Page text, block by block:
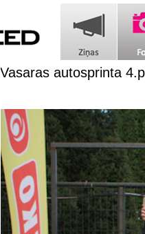
Vasaras autosprinta